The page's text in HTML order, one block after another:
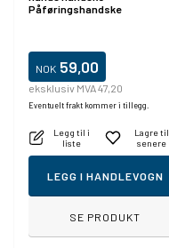
Påføringshandske
NOK 59,00
eksklusiv MVA 47,20
Eventuelt frakt kommer i tillegg.
Legg til i
liste
Lagre til
senere
LEGG I HANDLEVOGN
SE PRODUKT